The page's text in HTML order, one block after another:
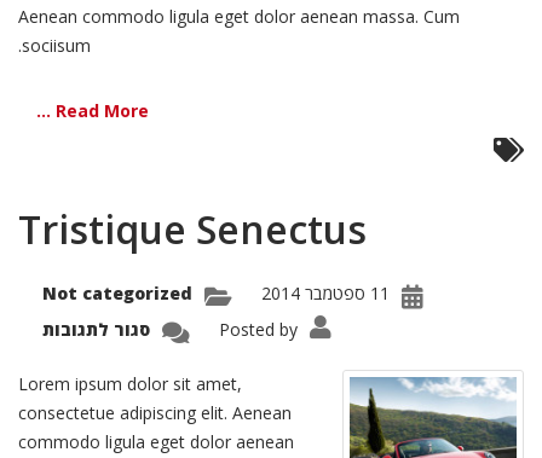
Aenean commodo ligula eget dolor aenean massa. Cum
sociisum.
Read More ...
Tristique Senectus
11 ספטמבר 2014
Not categorized
Posted by
סגור לתגובותעל
Lorem ipsum dolor sit amet,
consectetue adipiscing elit. Aenean
commodo ligula eget dolor aenean